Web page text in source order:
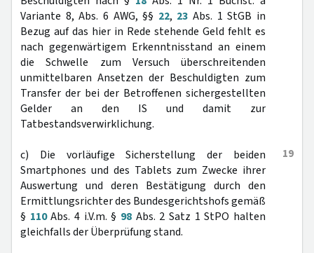
Variante 8, Abs. 6 AWG, §§ 22, 23 Abs. 1 StGB in
Bezug auf das hier in Rede stehende Geld fehlt es
nach gegenwärtigem Erkenntnisstand an einem
die Schwelle zum Versuch überschreitenden
unmittelbaren Ansetzen der Beschuldigten zum
Transfer der bei der Betroffenen sichergestellten
Gelder an den IS und damit zur
Tatbestandsverwirklichung.
19
c) Die vorläufige Sicherstellung der beiden
Smartphones und des Tablets zum Zwecke ihrer
Auswertung und deren Bestätigung durch den
Ermittlungsrichter des Bundesgerichtshofs gemäß
§ 110Abs. 4 i.V.m. § 98 Abs. 2 Satz 1 StPO halten
gleichfalls der Überprüfung stand.